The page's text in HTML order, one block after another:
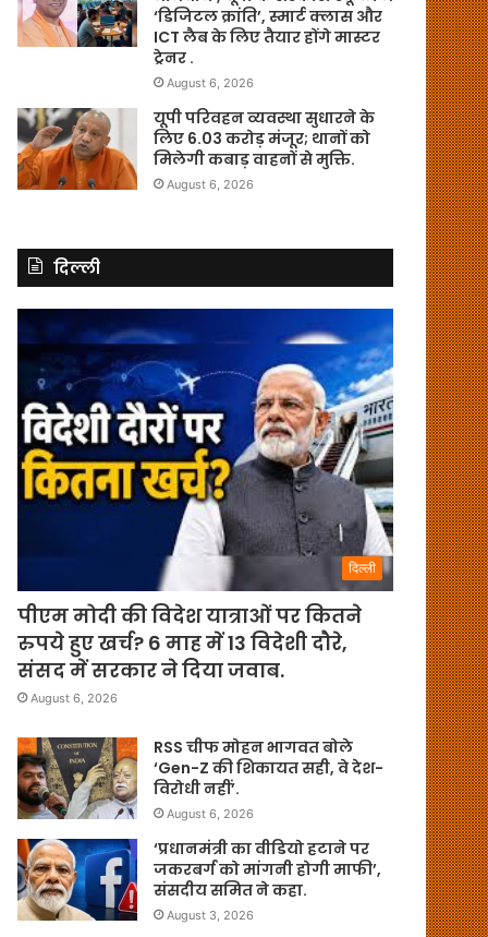
‘डिजिटल क्रांति’, स्मार्ट क्लास और
ICT लैब के लिए तैयार होंगे मास्टर
ट्रेनर .
August 6, 2026
यूपी परिवहन व्यवस्था सुधारने के
लिए 6.03 करोड़ मंजूर; थानों को
मिलेगी कबाड़ वाहनों से मुक्ति.
August 6, 2026
दिल्ली
दिल्ली
पीएम मोदी की विदेश यात्राओं पर कितने
रुपये हुए खर्च? 6 माह में 13 विदेशी दौरे,
संसद में सरकार ने दिया जवाब.
August 6, 2026
RSS चीफ मोहन भागवत बोले
‘Gen-Z की शिकायत सही, वे देश-
विरोधी नहीं’.
August 6, 2026
‘प्रधानमंत्री का वीडियो हटाने पर
जकरबर्ग को मांगनी होगी माफी’,
संसदीय समित ने कहा.
August 3, 2026